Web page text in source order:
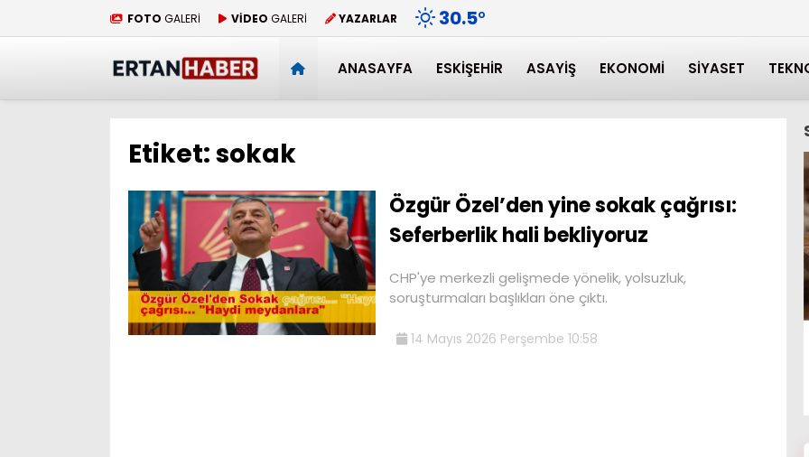
FOTO GALERİ VİDEO GALERİ YAZARLAR 30.5°
ANASAYFA ESKIŞEHIR ASAYIŞ EKONOMI SIYASET
Etiket:sokak
Özgür Özel’den yine sokak çağrısı:
Seferberlik hali bekliyoruz
CHP'ye merkezli gelişmede yönelik, yolsuzluk,
soruşturmaları başlıkları öne çıktı.
14 Mayıs 2026 Perşembe 10:58